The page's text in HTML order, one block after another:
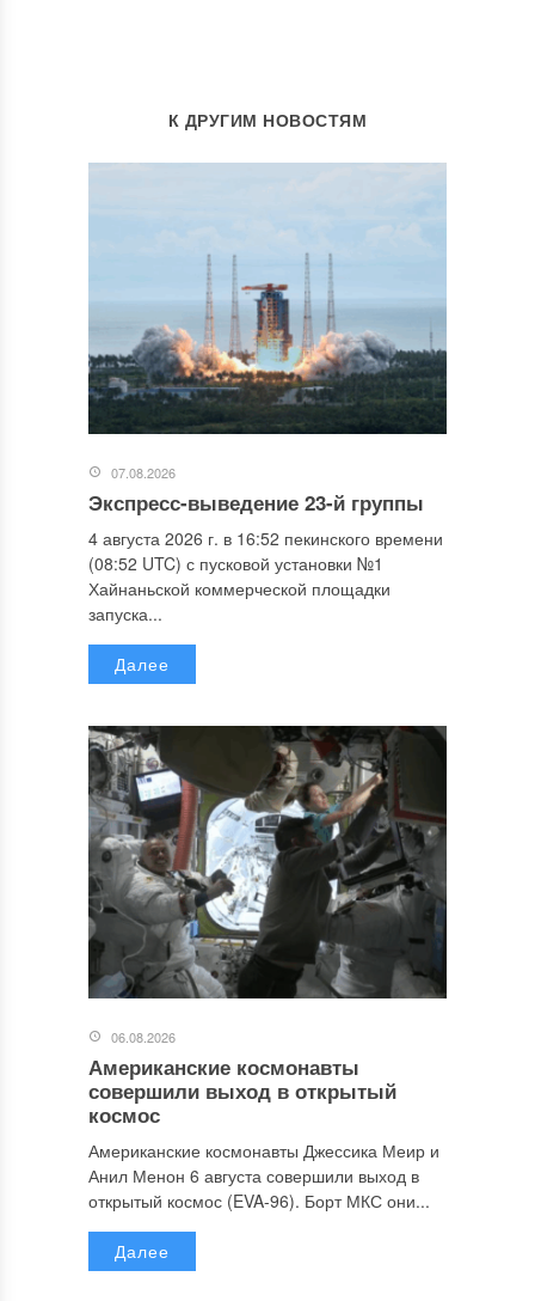
К ДРУГИМ НОВОСТЯМ
07.08.2026
Экспресс-выведение 23-й группы
4 августа 2026 г. в 16:52 пекинского времени
(08:52 UTC) с пусковой установки №1
Хайнаньской коммерческой площадки
запуска...
Далее
06.08.2026
Американские космонавты
совершили выход в открытый
космос
Американские космонавты Джессика Меир и
Анил Менон 6 августа совершили выход в
открытый космос (EVA-96). Борт МКС они...
Далее